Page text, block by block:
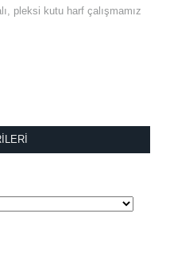
pleksi kutu harf çalışmamız